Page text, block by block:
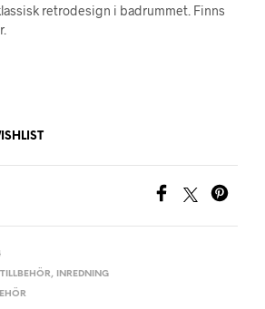
retrodesign i badrummet. Finns
,
INREDNING